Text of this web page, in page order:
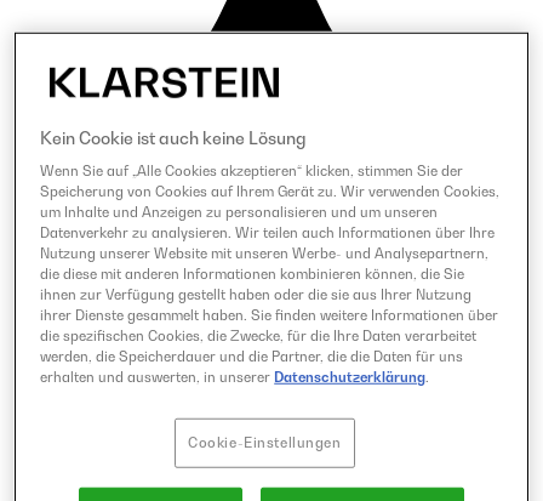
Kein Cookie ist auch keine Lösung
Wenn Sie auf „Alle Cookies akzeptieren“ klicken, stimmen Sie der
Speicherung von Cookies auf Ihrem Gerät zu. Wir verwenden Cookies,
um Inhalte und Anzeigen zu personalisieren und um unseren
Datenverkehr zu analysieren. Wir teilen auch Informationen über Ihre
Nutzung unserer Website mit unseren Werbe- und Analysepartnern,
die diese mit anderen Informationen kombinieren können, die Sie
ihnen zur Verfügung gestellt haben oder die sie aus Ihrer Nutzung
ihrer Dienste gesammelt haben. Sie finden weitere Informationen über
die spezifischen Cookies, die Zwecke, für die Ihre Daten verarbeitet
werden, die Speicherdauer und die Partner, die die Daten für uns
erhalten und auswerten, in unserer Datenschutzerklärung.
Cookie-Einstellungen